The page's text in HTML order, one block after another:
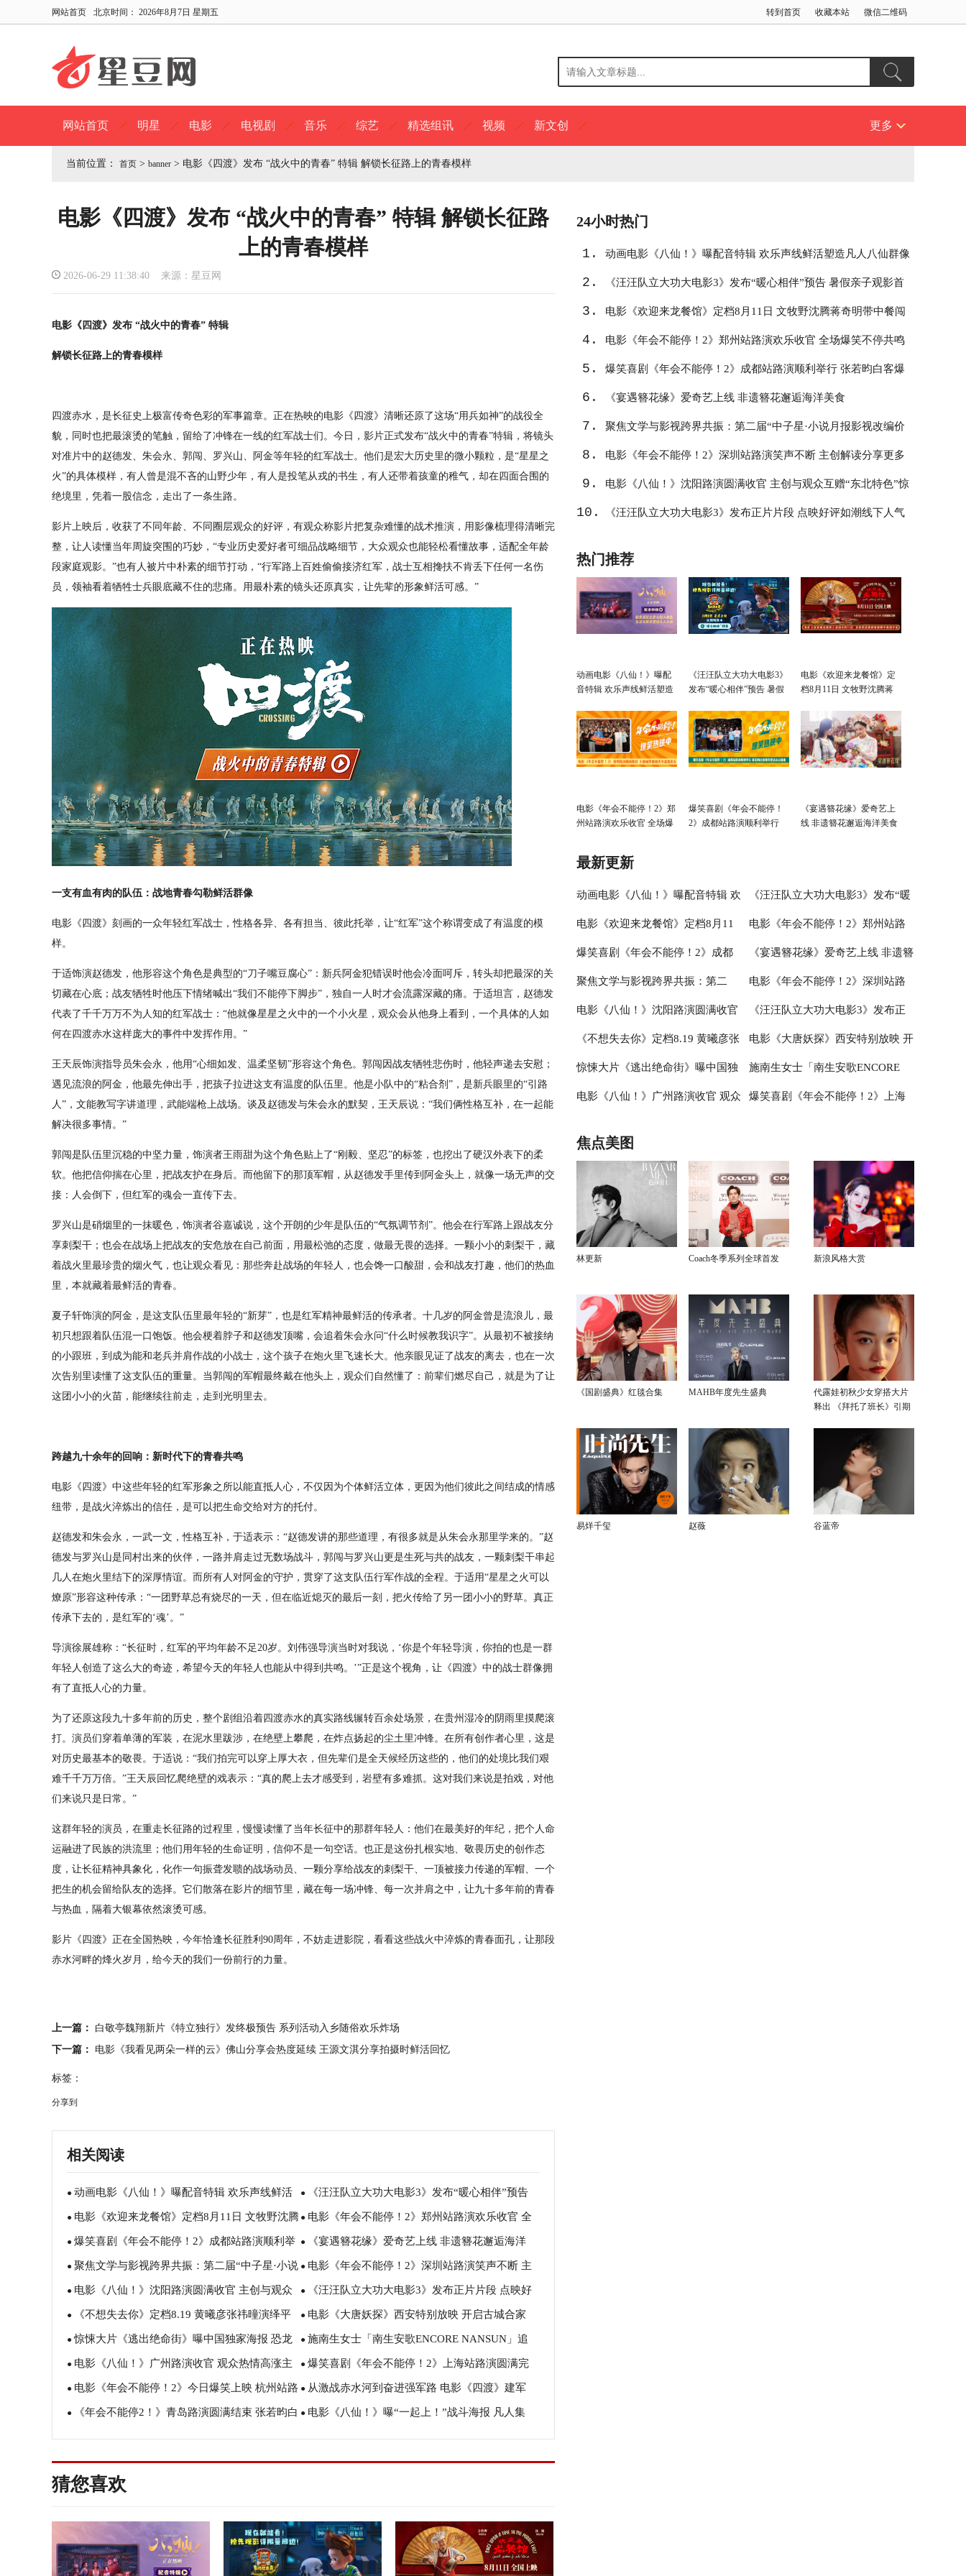
网站首页 北京时间： 2026年8月7日 星期五 转到首页 收藏本站 微信二维码
网站首页 明星 电影 电视剧 音乐 综艺 精选组讯 视频 新文创 更多
当前位置： 首页 > banner > 电影《四渡》发布 “战火中的青春” 特辑 解锁长征路上的青春模样
电影《四渡》发布 “战火中的青春” 特辑 解锁长征路
上的青春模样
2026-06-29 11:38:40 来源：星豆网
电影 《四渡》发布 “战火中的青春” 特辑
解锁长征路上的青春模样
四渡赤水，是长征史上极富传奇色彩的军事篇章。正在热映的电影《四渡》清晰还原了这场“用兵如神”的战役全
貌，同时也把最滚烫的笔触，留给了冲锋在一线的红军战士们。今日，影片正式发布“战火中的青春”特辑，将镜头
对准片中的赵德发、朱会永、郭闯、罗兴山、阿金等年轻的红军战士。他们是宏大历史里的微小颗粒，是“星星之
火”的具体模样，有人曾是混不吝的山野少年，有人是投笔从戎的书生，有人还带着孩童的稚气，却在四面合围的
绝境里，凭着一股信念，走出了一条生路。
影片上映后，收获了不同年龄、不同圈层观众的好评，有观众称影片把复杂难懂的战术推演，用影像梳理得清晰完
整，让人读懂当年周旋突围的巧妙，“专业历史爱好者可细品战略细节，大众观众也能轻松看懂故事，适配全年龄
段家庭观影。”也有人被片中朴素的细节打动，“行军路上百姓偷偷接济红军，战士互相搀扶不肯丢下任何一名伤
员，领袖看着牺牲士兵眼底藏不住的悲痛。用最朴素的镜头还原真实，让先辈的形象鲜活可感。”
一支有血有肉的队伍 ：战地青春勾勒鲜活群像
电影《四渡》刻画的一众年轻红军战士，性格各异、各有担当、彼此托举，让“红军”这个称谓变成了有温度的模
样。
于适饰演赵德发，他形容这个角色是典型的“刀子嘴豆腐心”：新兵阿金犯错误时他会冷面呵斥，转头却把最深的关
切藏在心底；战友牺牲时他压下情绪喊出“我们不能停下脚步”，独自一人时才会流露深藏的痛。于适坦言，赵德发
代表了千千万万不为人知的红军战士：“他就像星星之火中的一个小火星，观众会从他身上看到，一个具体的人如
何在四渡赤水这样庞大的事件中发挥作用。”
王天辰饰演指导员朱会永，他用“心细如发、温柔坚韧”形容这个角色。郭闯因战友牺牲悲伤时，他轻声递去安慰；
遇见流浪的阿金，他最先伸出手，把孩子拉进这支有温度的队伍里。他是小队中的“粘合剂”，是新兵眼里的“引路
人”，文能教写字讲道理，武能端枪上战场。谈及赵德发与朱会永的默契，王天辰说：“我们俩性格互补，在一起能
解决很多事情。”
郭闯是队伍里沉稳的中坚力量，饰演者王雨甜为这个角色贴上了“刚毅、坚忍”的标签，也挖出了硬汉外表下的柔
软。他把信仰揣在心里，把战友护在身后。而他留下的那顶军帽，从赵德发手里传到阿金头上，就像一场无声的交
接：人会倒下，但红军的魂会一直传下去。
罗兴山是硝烟里的一抹暖色，饰演者谷嘉诚说，这个开朗的少年是队伍的“气氛调节剂”。他会在行军路上跟战友分
享刺梨干；也会在战场上把战友的安危放在自己前面，用最松弛的态度，做最无畏的选择。一颗小小的刺梨干，藏
着战火里最珍贵的烟火气，也让观众看见：那些奔赴战场的年轻人，也会馋一口酸甜，会和战友打趣，他们的热血
里，本就藏着最鲜活的青春。
夏子轩饰演的阿金，是这支队伍里最年轻的“新芽”，也是红军精神最鲜活的传承者。十几岁的阿金曾是流浪儿，最
初只想跟着队伍混一口饱饭。他会梗着脖子和赵德发顶嘴，会追着朱会永问“什么时候教我识字”。从最初不被接纳
的小跟班，到成为能和老兵并肩作战的小战士，这个孩子在炮火里飞速长大。他亲眼见证了战友的离去，也在一次
次告别里读懂了这支队伍的重量。当郭闯的军帽最终戴在他头上，观众们自然懂了：前辈们燃尽自己，就是为了让
这团小小的火苗，能继续往前走，走到光明里去。
跨越九十余年的回响：新时代下的青春共鸣
电影《四渡》中这些年轻的红军形象之所以能直抵人心，不仅因为个体鲜活立体，更因为他们彼此之间结成的情感
纽带，是战火淬炼出的信任，是可以把生命交给对方的托付。
赵德发和朱会永，一武一文，性格互补，于适表示：“赵德发讲的那些道理，有很多就是从朱会永那里学来的。”赵
德发与罗兴山是同村出来的伙伴，一路并肩走过无数场战斗，郭闯与罗兴山更是生死与共的战友，一颗刺梨干串起
几人在炮火里结下的深厚情谊。而所有人对阿金的守护，贯穿了这支队伍行军作战的全程。于适用“星星之火可以
燎原”形容这种传承：“一团野草总有烧尽的一天，但在临近熄灭的最后一刻，把火传给了另一团小小的野草。真正
传承下去的，是红军的‘魂’。”
导演徐展雄称：“长征时，红军的平均年龄不足20岁。刘伟强导演当时对我说，‘你是个年轻导演，你拍的也是一群
年轻人创造了这么大的奇迹，希望今天的年轻人也能从中得到共鸣。’”正是这个视角，让《四渡》中的战士群像拥
有了直抵人心的力量。
为了还原这段九十多年前的历史，整个剧组沿着四渡赤水的真实路线辗转百余处场景，在贵州湿冷的阴雨里摸爬滚
打。演员们穿着单薄的军装，在泥水里跋涉，在绝壁上攀爬，在炸点扬起的尘土里冲锋。在所有创作者心里，这是
对历史最基本的敬畏。于适说：“我们拍完可以穿上厚大衣，但先辈们是全天候经历这些的，他们的处境比我们艰
难千千万万倍。”王天辰回忆爬绝壁的戏表示：“真的爬上去才感受到，岩壁有多难抓。这对我们来说是拍戏，对他
们来说只是日常。”
这群年轻的演员，在重走长征路的过程里，慢慢读懂了当年长征中的那群年轻人：他们在最美好的年纪，把个人命
运融进了民族的洪流里；他们用年轻的生命证明，信仰不是一句空话。也正是这份扎根实地、敬畏历史的创作态
度，让长征精神具象化，化作一句振聋发聩的战场动员、一颗分享给战友的刺梨干、一顶被接力传递的军帽、一个
把生的机会留给队友的选择。它们散落在影片的细节里，藏在每一场冲锋、每一次并肩之中，让九十多年前的青春
与热血，隔着大银幕依然滚烫可感。
影片《四渡》正在全国热映，今年恰逢长征胜利90周年，不妨走进影院，看看这些战火中淬炼的青春面孔，让那段
赤水河畔的烽火岁月，给今天的我们一份前行的力量。
上一篇：
白敬亭魏翔新片《特立独行》发终极预告 系列活动入乡随俗欢乐炸场
下一篇：
电影《我看见两朵一样的云》佛山分享会热度延续 王源文淇分享拍摄时鲜活回忆
标签：
分享到
相关阅读
● 动画电影《八仙！》曝配音特辑 欢乐声线鲜活
塑造凡人八仙群像
● 《汪汪队立大功大电影3》发布“暖心相伴”预告
暑假亲子观影首选
● 电影《欢迎来龙餐馆》定档8月11日 文牧野沈腾
蒋奇明带中餐闯中东
● 电影《年会不能停！2》郑州站路演欢乐收官 全
场爆笑不停共鸣不止
● 爆笑喜剧《年会不能停！2》成都站路演顺利举
行 张若昀白客爆笑整活走心输出
● 《宴遇簪花缘》爱奇艺上线 非遗簪花邂逅海洋
美食
● 聚焦文学与影视跨界共振：第二届“中子星·小说
月报影视改编价值潜力榜”在盐城揭晓
● 电影《年会不能停！2》深圳站路演笑声不断 主
创解读分享更多幕后创作
● 电影《八仙！》沈阳路演圆满收官 主创与观众
互赠“东北特色”惊喜
● 《汪汪队立大功大电影3》发布正片片段 点映好
评如潮线下人气爆棚
● 《不想失去你》定档8.19 黄曦彦张祎曈演绎平
凡生活里的光亮
● 电影《大唐妖探》西安特别放映 开启古城合家
欢奇幻冒险！
●惊悚大片《逃出绝命街》曝中国独家海报 恐龙
步步紧逼压迫感拉满
● 施南生女士「南生安歌ENCORE NANSUN」追
思会今早举行
● 电影《八仙！》广州路演收官 观众热情高涨主
创收获“粤”式惊喜
● 爆笑喜剧《年会不能停！2》上海站路演圆满完
成 花式整活走心互动有笑有料
● 电影《年会不能停！2》今日爆笑上映 杭州站路
演抽象整活不能停
● 从激战赤水河到奋进强军路 电影《四渡》建军
99周年之际感动观众
● 《年会不能停2！》青岛路演圆满结束 张若昀白
客大鹏田雨笑梗包袱接连不断
● 电影《八仙！》曝“一起上！”战斗海报 凡人集
结共赴终极决战
猜您喜欢
24小时热门
1. 动画电影《八仙！》曝配音特辑 欢乐声线鲜活塑造凡人八仙群像
2. 《汪汪队立大功大电影3》发布“暖心相伴”预告 暑假亲子观影首
选
3. 电影《欢迎来龙餐馆》定档8月11日 文牧野沈腾蒋奇明带中餐闯
中东
4. 电影《年会不能停！2》郑州站路演欢乐收官 全场爆笑不停共鸣
不止
5. 爆笑喜剧《年会不能停！2》成都站路演顺利举行 张若昀白客爆
笑整活走心输出
6. 《宴遇簪花缘》爱奇艺上线 非遗簪花邂逅海洋美食
7. 聚焦文学与影视跨界共振：第二届“中子星·小说月报影视改编价
值潜力榜”在盐城揭晓
8. 电影《年会不能停！2》深圳站路演笑声不断 主创解读分享更多
幕后创作
9. 电影《八仙！》沈阳路演圆满收官 主创与观众互赠“东北特色”惊
喜
10. 《汪汪队立大功大电影3》发布正片片段 点映好评如潮线下人气
热门推荐
动画电影《八仙！》曝配
音特辑 欢乐声线鲜活塑造
《汪汪队立大功大电影3》
发布“暖心相伴”预告 暑假
电影《欢迎来龙餐馆》定
档8月11日 文牧野沈腾蒋
电影《年会不能停！2》郑
州站路演欢乐收官 全场爆
爆笑喜剧《年会不能停！
2》成都站路演顺利举行
《宴遇簪花缘》爱奇艺上
线 非遗簪花邂逅海洋美食
最新更新
动画电影《八仙！》曝配音特辑 欢
乐声线鲜活塑造凡人八仙群像
《汪汪队立大功大电影3》发布“暖
心相伴”预告 暑假亲子观影首选
电影《欢迎来龙餐馆》定档8月11
日 文牧野沈腾蒋奇明带中餐闯中东
电影《年会不能停！2》郑州站路
演欢乐收官 全场爆笑不停共鸣不止
爆笑喜剧《年会不能停！2》成都
站路演顺利举行 张若昀白客爆笑整
活走心输出
《宴遇簪花缘》爱奇艺上线 非遗簪
花邂逅海洋美食
聚焦文学与影视跨界共振：第二
届“中子星·小说月报影视改编价值
潜力榜”在盐城揭晓
电影《年会不能停！2》深圳站路
演笑声不断 主创解读分享更多幕后
创作
电影《八仙！》沈阳路演圆满收官
主创与观众互赠“东北特色”惊喜
《汪汪队立大功大电影3》发布正
片片段 点映好评如潮线下人气爆棚
《不想失去你》定档8.19 黄曦彦张
祎曈演绎平凡生活里的光亮
电影《大唐妖探》西安特别放映 开
启古城合家欢奇幻冒险！
惊悚大片《逃出绝命街》曝中国独
家海报 恐龙步步紧逼压迫感拉满
施南生女士「南生安歌ENCORE
NANSUN」追思会今早举行
电影《八仙！》广州路演收官 观众 爆笑喜剧《年会不能停！2》上海
焦点美图
林更新 Coach冬季系列全球首发 新浪风格大赏
《国剧盛典》红毯合集 MAHB年度先生盛典
代露娃初秋少女穿搭大片
释出 《拜托了班长》引期
易烊千玺 赵薇 谷蓝帝